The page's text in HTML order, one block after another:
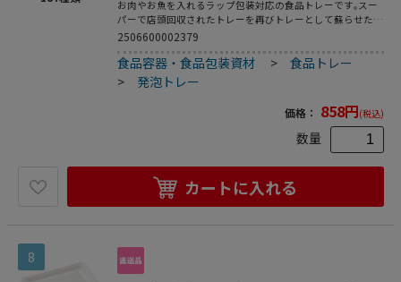
お肉やお魚を入れるラップ包装対応の食品トレーです｡スー
パーで店頭回収されたトレーを再びトレーとして蘇らせたリ
サイクルトレーです｡●電子レンジ使用不可●オーブン使用
不可●耐熱温度:80℃●入数:100枚
2506600002379
食品容器・食品包装資材 >食品トレー
> 発泡トレー
価格： 858円(税込)
数量
カートに入れる
8